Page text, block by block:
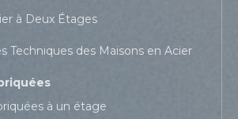
à Deux Étages
Techniques des Maisons en Acier
à un étage